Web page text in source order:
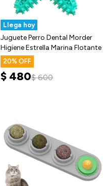
Llega hoy
Juguete Perro Dental Morder
Higiene Estrella Marina Flotante
20
$ 480$ 600